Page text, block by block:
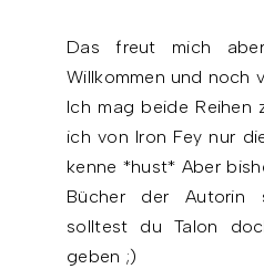
Das freut mich
Willkommen und noch
Ich mag beide Reihen
ich von Iron Fey nur
kenne *hust* Aber
Bücher der Autorin
solltest du Talon
geben ;)